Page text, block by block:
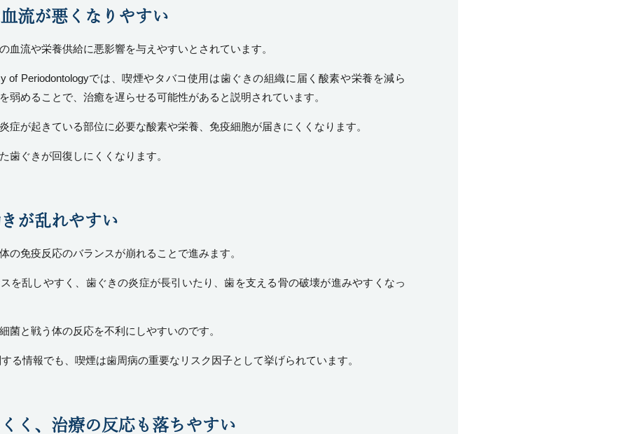
流が悪くなりやすい
血流や栄養供給に悪影響を与えやすいとされています。
of Periodontologyでは、喫煙やタバコ使用は歯ぐきの組織に届く酸素や栄養を減ら
弱めることで、治癒を遅らせる可能性があると説明されています。
症が起きている部位に必要な酸素や栄養、免疫細胞が届きにくくなります。
歯ぐきが回復しにくくなります。
が乱れやすい
の免疫反応のバランスが崩れることで進みます。
を乱しやすく、歯ぐきの炎症が長引いたり、歯を支える骨の破壊が進みやすくなっ
菌と戦う体の反応を不利にしやすいのです。
る情報でも、喫煙は歯周病の重要なリスク因子として挙げられています。
く、治療の反応も落ちやすい